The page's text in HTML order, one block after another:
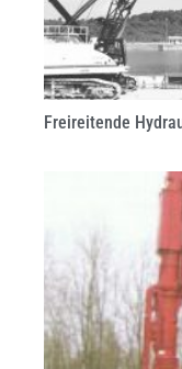
Freireitende